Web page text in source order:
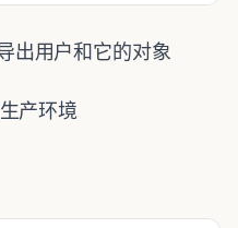
出用户和它的对象
产环境